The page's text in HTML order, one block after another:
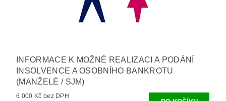
INFORMACE K MOŽNÉ REALIZACI A PODÁNÍ
INSOLVENCE A OSOBNÍHO BANKROTU
(MANŽELÉ / SJM)
6 000 Kč bez DPH